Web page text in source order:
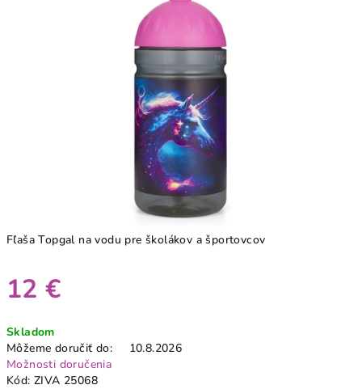
Fľaša Topgal na vodu pre školákov a športovcov
12 €
cena:
Skladom
Môžeme doručiť do:
10.8.2026
Možnosti doručenia
Kód: ZIVA 25068
hviezdičiek.